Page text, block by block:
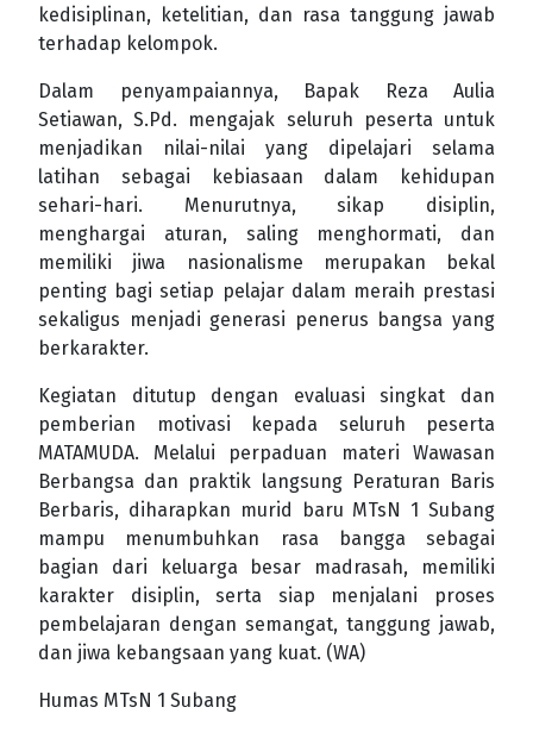
kedisiplinan, ketelitian, dan rasa tanggung jawab
terhadap kelompok.
Dalam penyampaiannya, Bapak Reza Aulia
Setiawan, S.Pd. mengajak seluruh peserta untuk
menjadikan nilai-nilai yang dipelajari selama
latihan sebagai kebiasaan dalam kehidupan
sehari-hari. Menurutnya, sikap disiplin,
menghargai aturan, saling menghormati, dan
memiliki jiwa nasionalisme merupakan bekal
penting bagi setiap pelajar dalam meraih prestasi
sekaligus menjadi generasi penerus bangsa yang
berkarakter.
Kegiatan ditutup dengan evaluasi singkat dan
pemberian motivasi kepada seluruh peserta
MATAMUDA. Melalui perpaduan materi Wawasan
Berbangsa dan praktik langsung Peraturan Baris
Berbaris, diharapkan murid baru MTsN 1 Subang
mampu menumbuhkan rasa bangga sebagai
bagian dari keluarga besar madrasah, memiliki
karakter disiplin, serta siap menjalani proses
pembelajaran dengan semangat, tanggung jawab,
dan jiwa kebangsaan yang kuat. (WA)
Humas MTsN 1 Subang